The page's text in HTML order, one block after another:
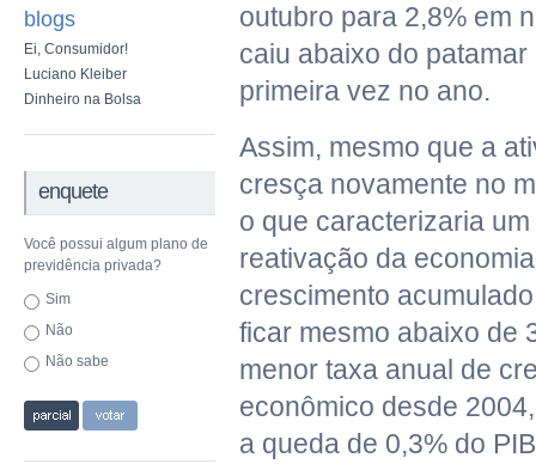
blogs
Ei, Consumidor!
Luciano Kleiber
Dinheiro na Bolsa
enquete
Você possui algum plano de
previdência privada?
Sim
Não
Não sabe
outubro para 2,8% em
caiu abaixo do patamar
primeira vez no ano.
Assim, mesmo que a
cresça novamente no
o que caracterizaria
reativação da
crescimento
ficar mesmo abaixo de
menor taxa anual de
econômico desde
a queda de 0,3% do